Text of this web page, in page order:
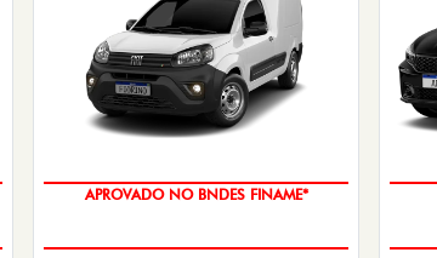
APROVADO NO BNDES FINAME*